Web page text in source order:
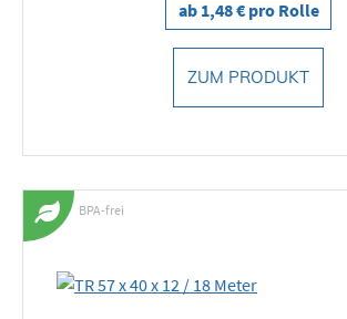
ab 1,48 € pro Rolle
ZUM PRODUKT
BPA-frei